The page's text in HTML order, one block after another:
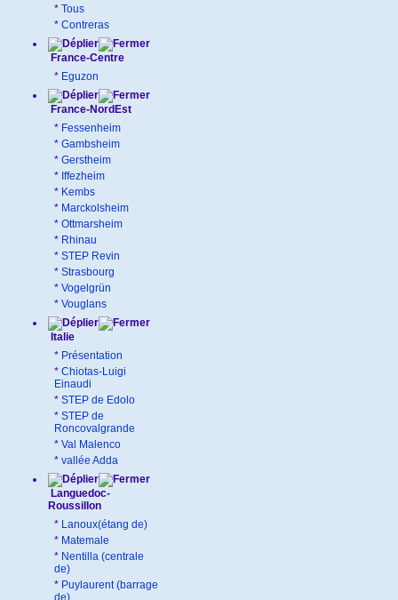
* Tous
* Contreras
France-Centre
* Eguzon
France-NordEst
* Fessenheim
* Gambsheim
* Gerstheim
* Iffezheim
* Kembs
* Marckolsheim
* Ottmarsheim
* Rhinau
* STEP Revin
* Strasbourg
* Vogelgrün
* Vouglans
Italie
* Présentation
* Chiotas-Luigi
Einaudi
* STEP de Edolo
* STEP de
Roncovalgrande
* Val Malenco
* vallée Adda
Languedoc-
Roussillon
* Lanoux(étang de)
* Matemale
* Nentilla (centrale
de)
* Puylaurent (barrage
de)